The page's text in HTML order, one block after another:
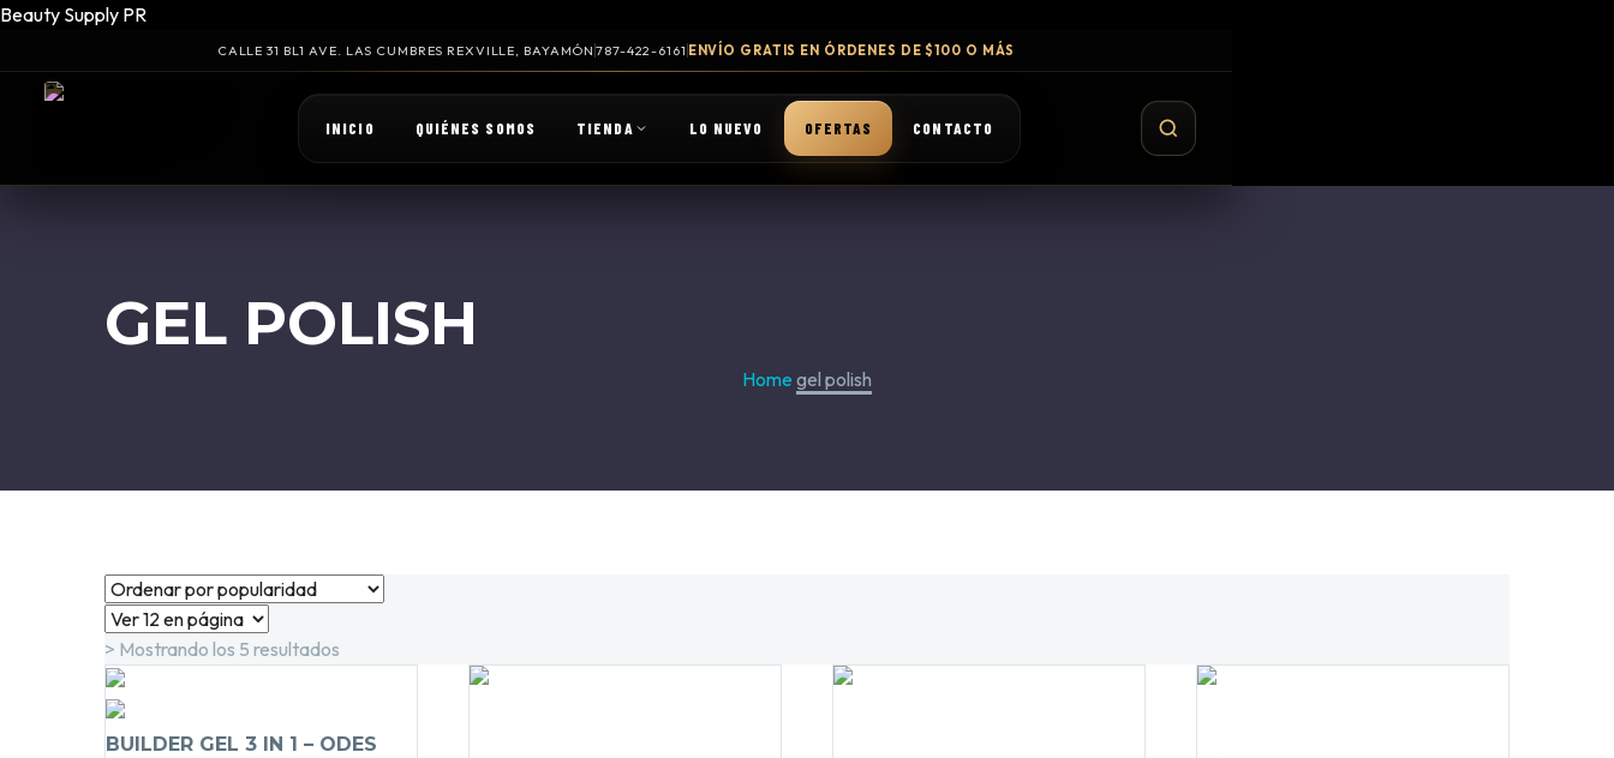
Beauty Supply PR
CALLE 31 BL1 AVE. LAS CUMBRES REXVILLE, BAYAMÓN 787-422-6161 ENVÍO GRATIS EN ÓRDENES DE $100 O MÁS
INICIO QUIÉNES SOMOS TIENDA LO NUEVO OFERTAS CONTACTO
GEL POLISH
Home gel polish
> Mostrando los 5 resultados
BUILDER GEL 3 IN 1 – ODES